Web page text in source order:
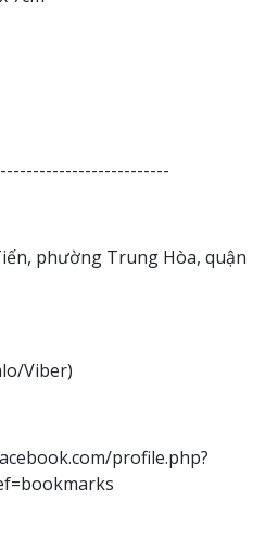
phường Trung Hòa, quận
Viber)
profile.php?